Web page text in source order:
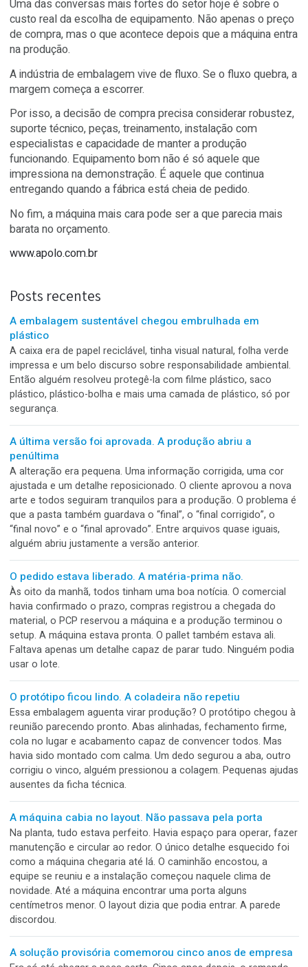
repetidos, operador inseguro, peça que demora,
que não responde, lote com defeito, cliente
prazo apertado. No começo parece detalhe. Depois vira
rotina.
Uma das conversas mais fortes do setor hoje é sobre
custo real da escolha de equipamento. Não apenas o
de compra, mas o que acontece depois que a máquina
na produção.
A indústria de embalagem vive de fluxo. Se o fluxo
margem começa a escorrer.
Por isso, a decisão de compra precisa considerar
suporte técnico, peças, treinamento, instalação com
funcionando. Equipamento bom não é só aquele que
entregando quando a fábrica está cheia de pedido.
No fim, a máquina mais cara pode ser a que parecia
barata no orçamento.
www.apolo.com.br
Posts recentes
A embalagem sustentável chegou embrulhada em
plástico
A caixa era de papel reciclável, tinha visual natural, folha
impressa e um belo discurso sobre responsabilidade
Então alguém resolveu protegê-la com filme plástico, saco
plástico, plástico-bolha e mais uma camada de plástico, só
segurança.
A última versão foi aprovada. A produção abriu a
penúltima
A alteração era pequena. Uma informação corrigida, uma
ajustada e um detalhe reposicionado. O cliente aprovou a
arte e todos seguiram tranquilos para a produção. O
que a pasta também guardava o “final”, o “final corrigido”, o
“final novo” e o “final aprovado”. Entre arquivos quase
O pedido estava liberado. A matéria-prima não.
Às oito da manhã, todos tinham uma boa notícia. O
havia confirmado o prazo, compras registrou a chegada do
material, o PCP reservou a máquina e a produção terminou
setup. A máquina estava pronta. O pallet também estava ali.
Faltava apenas um detalhe capaz de parar tudo. Ninguém
usar o lote.
O protótipo ficou lindo. A coladeira não repetiu
Essa embalagem aguenta virar produção? O protótipo
reunião parecendo pronto. Abas alinhadas, fechamento
cola no lugar e acabamento capaz de convencer todos.
havia sido montado com calma. Um dedo segurou a aba,
corrigiu o vinco, alguém pressionou a colagem. Pequenas
ausentes da ficha técnica.